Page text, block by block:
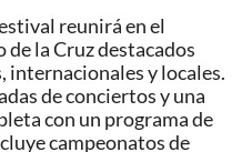
reunirá en el
la Cruz destacados
internacionales y locales.
de conciertos y una
con un programa de
campeonatos de